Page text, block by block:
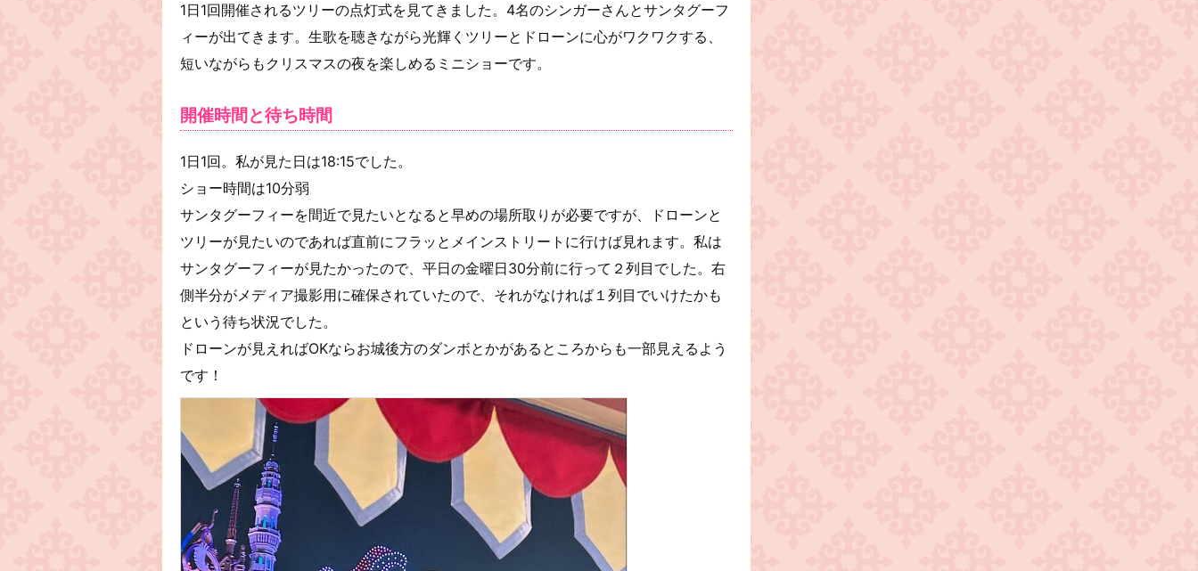
1日1回開催されるツリーの点灯式を見てきました。4名のシンガーさんとサンタグーフ
ィーが出てきます。生歌を聴きながら光輝くツリーとドローンに心がワクワクする、
短いながらもクリスマスの夜を楽しめるミニショーです。
開催時間と待ち時間
1日1回。私が見た日は18:15でした。
ショー時間は10分弱
サンタグーフィーを間近で見たいとなると早めの場所取りが必要ですが、ドローンと
ツリーが見たいのであれば直前にフラッとメインストリートに行けば見れます。私は
サンタグーフィーが見たかったので、平日の金曜日30分前に行って２列目でした。右
側半分がメディア撮影用に確保されていたので、それがなければ１列目でいけたかも
という待ち状況でした。
ドローンが見えればOKならお城後方のダンボとかがあるところからも一部見えるよう
です！